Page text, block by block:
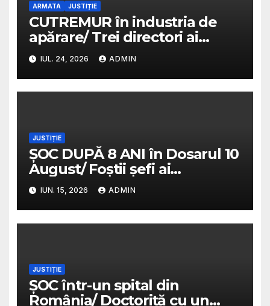
ARMATA JUSTIȚIE
CUTREMUR în industria de
apărare/ Trei directori ai
uzinelor de armament,
reținuți de DNA/ 500.000 de
euro, găsiți la percheziții
IUL. 24, 2026 ADMIN
JUSTIȚIE
ȘOC DUPĂ 8 ANI în Dosarul 10
August/ Foștii șefi ai
Jandarmeriei au fost
ACHITAȚI/ Decizia care
reaprinde furia victimelor
IUN. 15, 2026 ADMIN
JUSTIȚIE
ȘOC într-un spital din
România/ Doctoriță cu un